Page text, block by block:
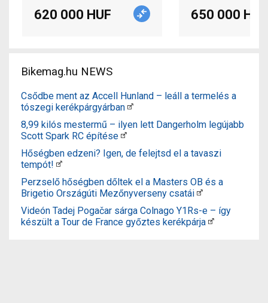
620 000 HUF 650 000 HUF
Bikemag.hu NEWS
Csődbe ment az Accell Hunland – leáll a termelés a
tószegi kerékpárgyárban
8,99 kilós mestermű – ilyen lett Dangerholm legújabb
Scott Spark RC építése
Hőségben edzeni? Igen, de felejtsd el a tavaszi
tempót!
Perzselő hőségben dőltek el a Masters OB és a
Brigetio Országúti Mezőnyverseny csatái
Videón Tadej Pogačar sárga Colnago Y1Rs-e – így
készült a Tour de France győztes kerékpárja